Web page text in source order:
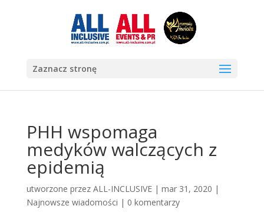
Zaznacz stronę
PHH wspomaga
medyków walczących z
epidemią
utworzone przez ALL-INCLUSIVE| mar 31, 2020 |
Najnowsze wiadomości | 0 komentarzy